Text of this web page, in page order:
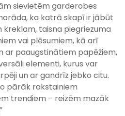
sievietēm garderobes
ka katrā skapī ir jābūt
taisna piegriezuma
vai plēsumiem, kā arī
ar paaugstinātiem papēžiem,
elementi, kurus var
un ar gandrīz jebko citu.
pārāk rakstainiem
trendiem – reizēm mazāk